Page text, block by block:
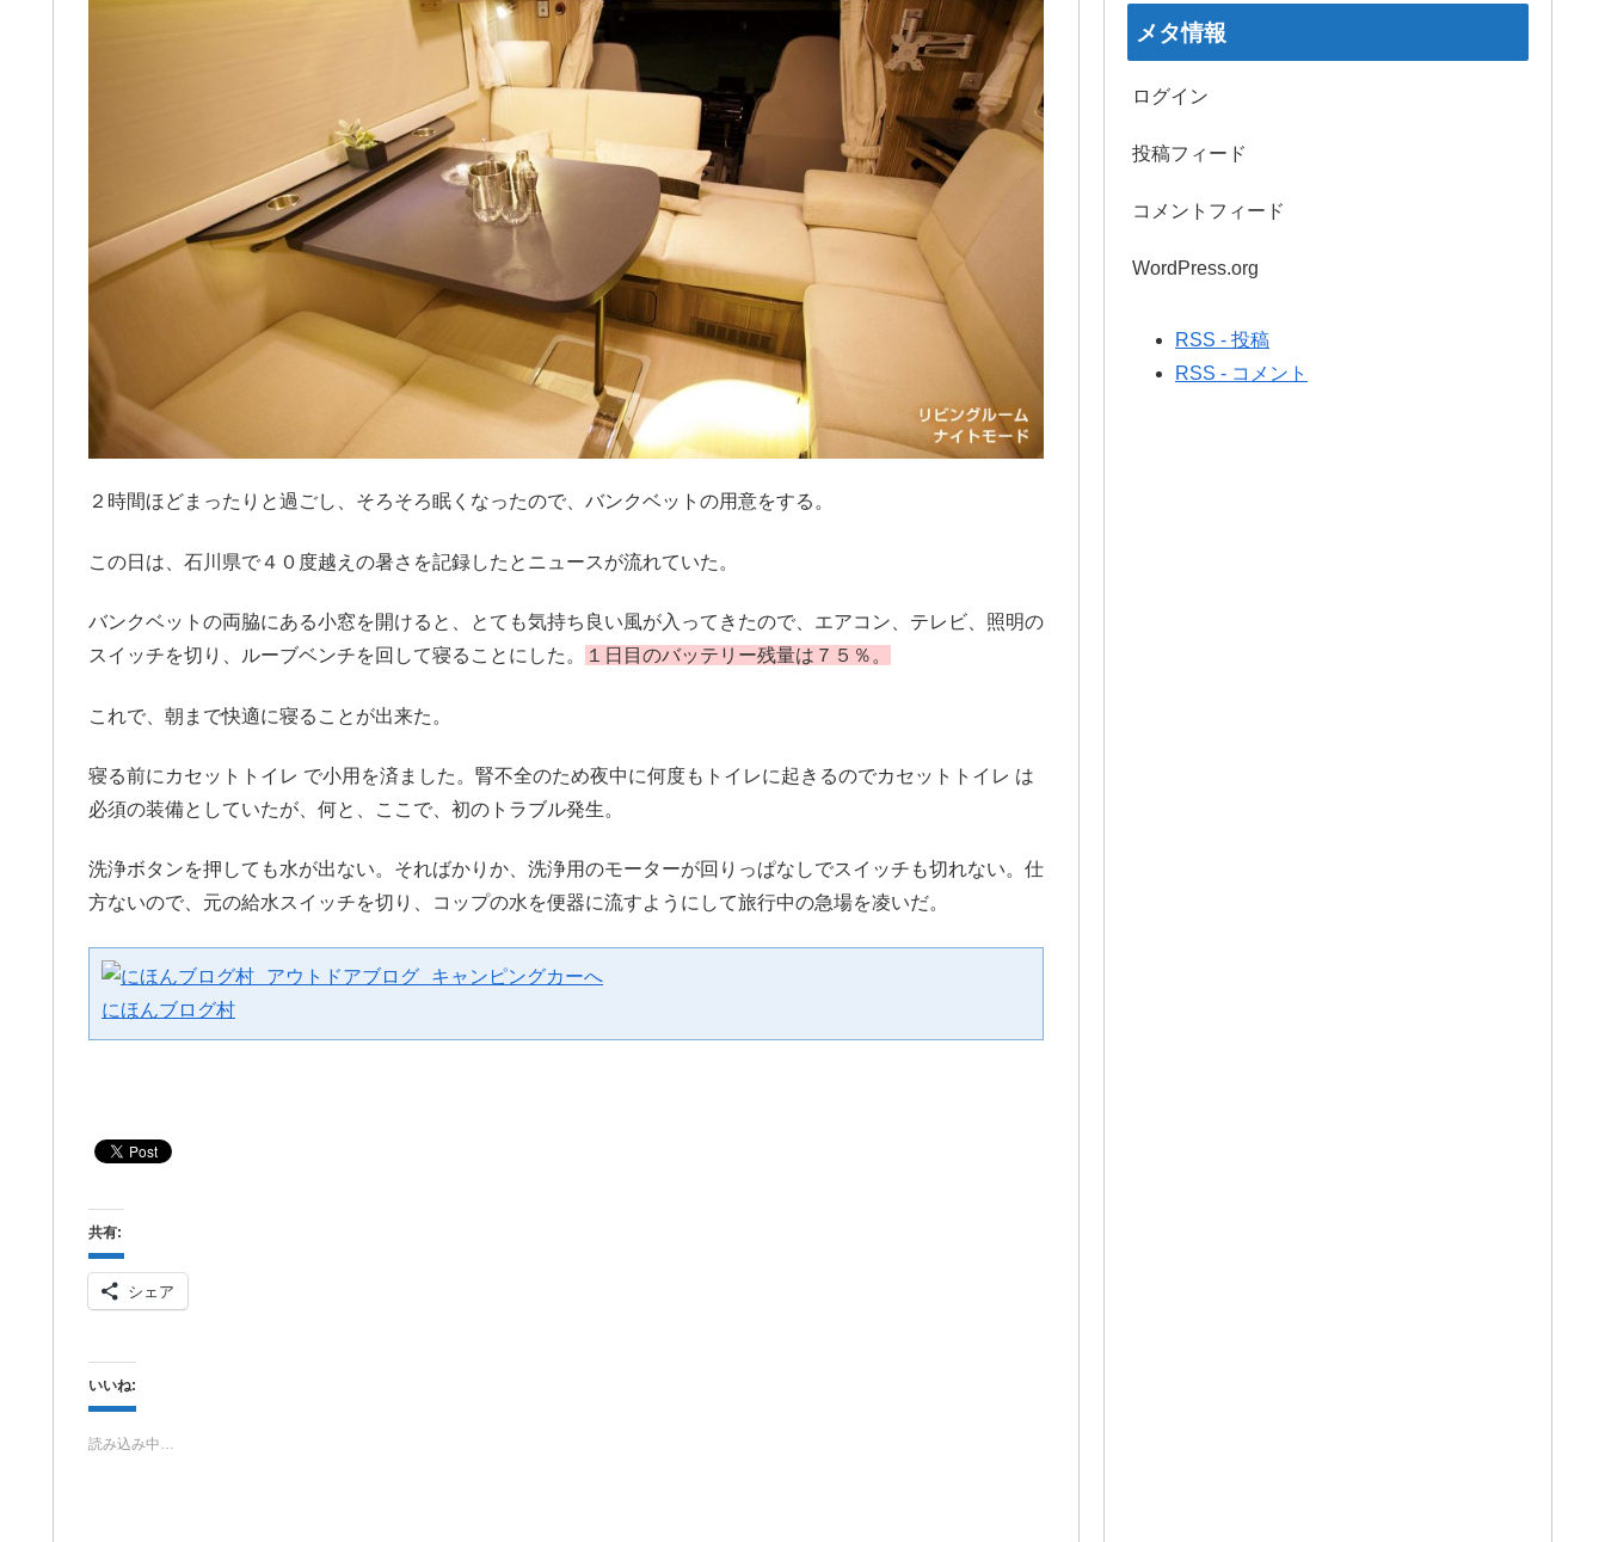
２時間ほどまったりと過ごし、そろそろ眠くなったので、バンクベットの用意をする。
この日は、石川県で４０度越えの暑さを記録したとニュースが流れていた。
バンクベットの両脇にある小窓を開けると、とても気持ち良い風が入ってきたので、エアコン、テレビ、照明の
スイッチを切り、ルーブベンチを回して寝ることにした。
１日目のバッテリー残量は７５％。
これで、朝まで快適に寝ることが出来た。
寝る前にカセットトイレ で小用を済ました。腎不全のため夜中に何度もトイレに起きるのでカセットトイレ は
必須の装備としていたが、何と、ここで、初のトラブル発生。
洗浄ボタンを押しても水が出ない。そればかりか、洗浄用のモーターが回りっぱなしでスイッチも切れない。仕
方ないので、元の給水スイッチを切り、コップの水を便器に流すようにして旅行中の急場を凌いだ。
にほんブログ村
共有:
シェア
いいね:
読み込み中…
メタ情報
ログイン
投稿フィード
コメントフィード
WordPress.org
RSS - 投稿
RSS - コメント